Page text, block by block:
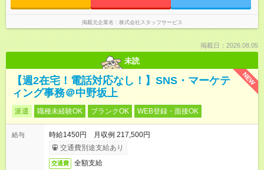
掲載元企業名 株式会社スタッフサービス
掲載日：2026.08.05
未読
NEW
【週2在宅！電話対応なし！】SNS・マーケテ
ィング事務＠中野坂上
派遣 職種未経験OK ブランクOK WEB登録・面接OK
給与
時給1450円 月収例 217,500円
交通費別途支給あり
交通費 全額支給